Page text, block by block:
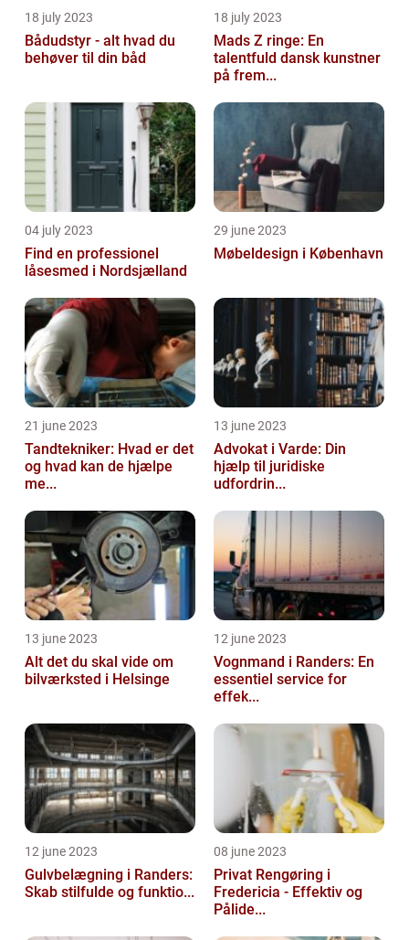
18 july 2023
Bådudstyr - alt hvad du
behøver til din båd
18 july 2023
Mads Z ringe: En
talentfuld dansk kunstner
på frem...
04 july 2023
Find en professionel
låsesmed i Nordsjælland
29 june 2023
Møbeldesign i København
21 june 2023
Tandtekniker: Hvad er det
og hvad kan de hjælpe
me...
13 june 2023
Advokat i Varde: Din
hjælp til juridiske
udfordrin...
13 june 2023
Alt det du skal vide om
bilværksted i Helsinge
12 june 2023
Vognmand i Randers: En
essentiel service for
effek...
12 june 2023
Gulvbelægning i Randers:
Skab stilfulde og funktio...
08 june 2023
Privat Rengøring i
Fredericia - Effektiv og
Pålide...